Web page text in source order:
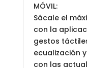
MÓVIL:
Sácale el
con la
gestos
ecualización
con las